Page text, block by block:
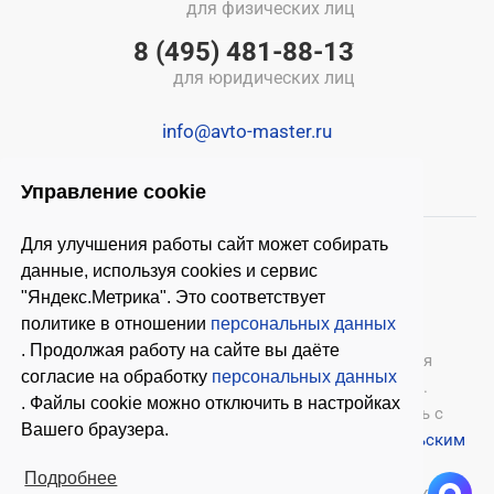
Управление cookie
Для улучшения работы сайт может собирать
данные, используя cookies и сервис
"Яндекс.Метрика". Это соответствует
политике в отношении персональных данных
. Продолжая работу на сайте вы даёте
согласие на обработку персональных данных
. Файлы cookie можно отключить в настройках
Вашего браузера.
Подробнее
для физических лиц
8 (495) 481-88-13
для юридических лиц
info@avto-master.ru
© 2026 ООО «Автомастер» — оборудование для
автосервиса, шиномонтажное оборудование.
Оставляя заявки на нашем сайте, ознакомьтесь с
Политикой конфиденциальности
Пользовательским